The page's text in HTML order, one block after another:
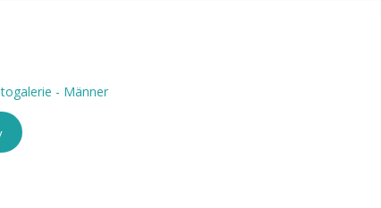
- Männer